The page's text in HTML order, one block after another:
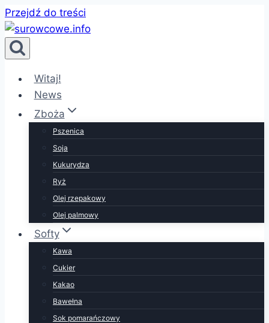
Przejdź do treści
Witaj!
News
Zboża
Pszenica
Soja
Kukurydza
Ryż
Olej rzepakowy
Olej palmowy
Softy
Kawa
Cukier
Kakao
Bawełna
Sok pomarańczowy